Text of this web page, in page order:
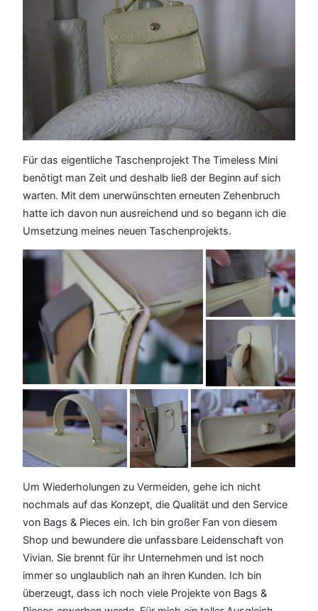
Für das eigentliche Taschenprojekt The Timeless Mini
benötigt man Zeit und deshalb ließ der Beginn auf sich
warten. Mit dem unerwünschten erneuten Zehenbruch
hatte ich davon nun ausreichend und so begann ich die
Umsetzung meines neuen Taschenprojekts.
Um Wiederholungen zu Vermeiden, gehe ich nicht
nochmals auf das Konzept, die Qualität und den Service
von Bags & Pieces ein. Ich bin großer Fan von diesem
Shop und bewundere die unfassbare Leidenschaft von
Vivian. Sie brennt für ihr Unternehmen und ist noch
immer so unglaublich nah an ihren Kunden. Ich bin
überzeugt, dass ich noch viele Projekte von Bags &